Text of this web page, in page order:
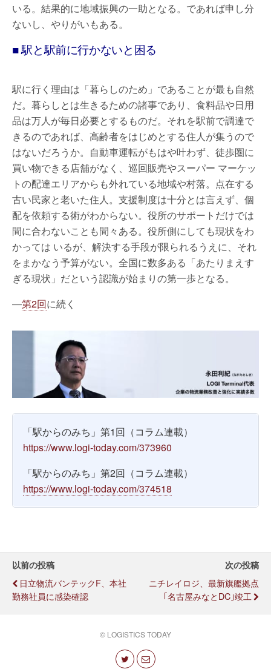
いる。結果的に地域振興の一助となる。であれば申し分
ないし、やりがいもある。
■ 駅と駅前に行かないと困る
駅に行く理由は「暮らしのため」であることが最も自然
だ。暮らしとは生きるための諸事であり、食料品や日用
品は万人が毎日必要とするものだ。それを駅前で調達で
きるのであれば、高齢者をはじめとする住人が集うので
はないだろうか。自動車運転がもはや叶わず、徒歩圏に
買い物できる店舗がなく、巡回販売やスーパー マーケッ
トの配達エリアからも外れている地域や村落。点在する
古い民家と老いた住人。支援制度は十分とは言えず、個
配を依頼する術がわからない。役所のサポートだけでは
間に合わないことも間々ある。役所側にしても現状をわ
かっては いるが、解決する手段が限られるうえに、それ
をまかなう予算がない。全国に数多ある「あたりまえす
ぎる現状」だという認識が始まりの第一歩となる。
―第2回に続く
「駅からのみち」第1回（コラム連載）
https://www.logi-today.com/373960
「駅からのみち」第2回（コラム連載）
https://www.logi-today.com/374518
以前の投稿
日立物流バンテックF、本社
勤務社員に感染確認
次の投稿
ニチレイロジ、最新旗艦拠点
｢名古屋みなとDC｣竣工
© LOGISTICS TODAY